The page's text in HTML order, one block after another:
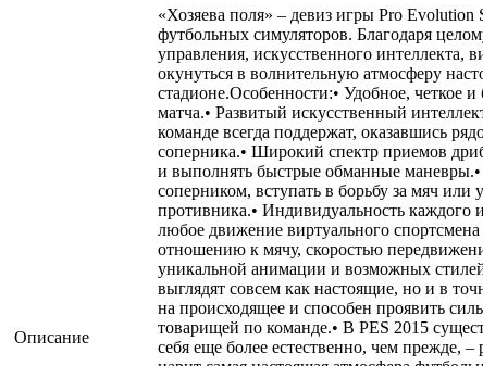
Описание
«Хозяева поля» – девиз игры Pro
футбольных симуляторов. Благодаря
управления, искусственного интеллекта,
окунуться в волнительную атмосферу
стадионе.Особенности:• Удобное, четкое
матча.• Развитый искусственный
команде всегда поддержат, оказавшись
соперника.• Широкий спектр приемов
и выполнять быстрые обманные
соперником, вступать в борьбу за мяч
противника.• Индивидуальность каждого
любое движение виртуального
отношению к мячу, скоростью
уникальной анимации и возможных
выглядят совсем как настоящие, но и в
на происходящее и способен проявить
товарищей по команде.• В PES 2015
себя еще более естественно, чем прежде,